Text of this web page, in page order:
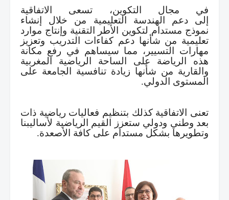
في مجال التكوين، تسعى الاتفاقية
إلى دعم الهندسة التعليمية من خلال إنشاء
نموذج مستدام لتكوين الأطر التقنية وإنتاج موارد
تعليمية من شأنها دعم كفاءات التدريب وتعزيز
مهارات التسيير، مما سيساهم في رفع مكانة
هذه الرياضة على الساحة الرياضية المغربية
والقارية من شأنها زيادة تنافسية الجامعة على
المستوى الدولي.
تعنى الاتفاقية كذلك بتنظيم فعاليات رياضية ذات
بعد وطني ودولي ستعزز القيم الرياضية لأساليبنا
وتطويرها بشكل مستدام على كافة الأصعدة.